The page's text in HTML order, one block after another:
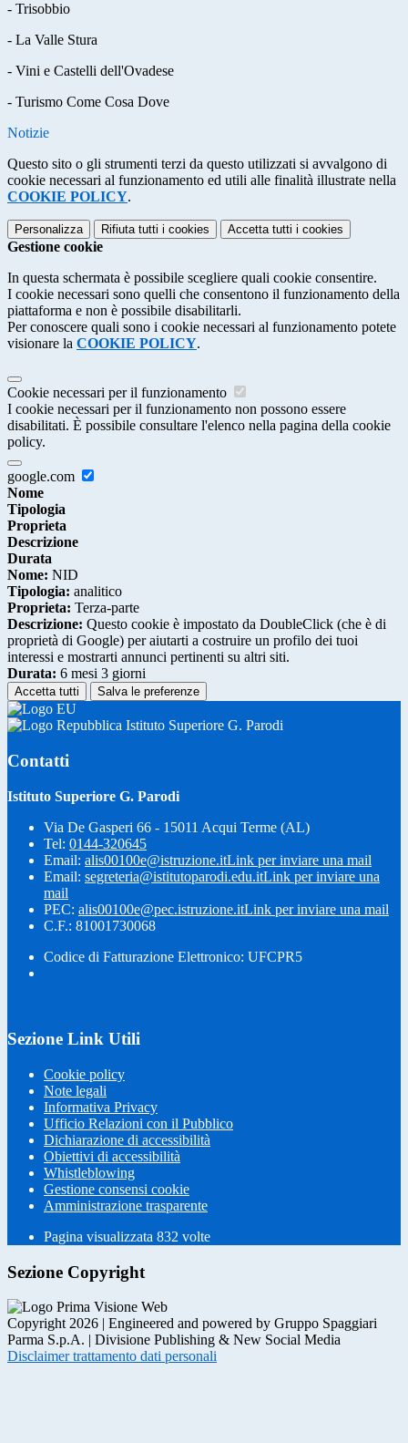
- Trisobbio
- La Valle Stura
- Vini e Castelli dell'Ovadese
- Turismo Come Cosa Dove
Notizie
Questo sito o gli strumenti terzi da questo utilizzati si avvalgono di
cookie necessari al funzionamento ed utili alle finalità illustrate nella
COOKIE POLICY.
Personalizza Rifiuta tutti i cookies Accetta tutti i cookies
Gestione cookie
In questa schermata è possibile scegliere quali cookie consentire.
I cookie necessari sono quelli che consentono il funzionamento della
piattaforma e non è possibile disabilitarli.
Per conoscere quali sono i cookie necessari al funzionamento potete
visionare la COOKIE POLICY.
Cookie necessari per il funzionamento
I cookie necessari per il funzionamento non possono essere
disabilitati. È possibile consultare l'elenco nella pagina della cookie
policy.
google.com
Nome
Tipologia
Proprieta
Descrizione
Durata
Nome: NID
Tipologia: analitico
Proprieta: Terza-parte
Descrizione: Questo cookie è impostato da DoubleClick (che è di
proprietà di Google) per aiutarti a costruire un profilo dei tuoi
interessi e mostrarti annunci pertinenti su altri siti.
Durata: 6 mesi 3 giorni
Accetta tutti Salva le preferenze
Istituto Superiore G. Parodi
Contatti
Istituto Superiore G. Parodi
Via De Gasperi 66 - 15011 Acqui Terme (AL)
Tel: 0144-320645
Email: alis00100e@istruzione.itLink per inviare una mail
Email: segreteria@istitutoparodi.edu.itLink per inviare una
mail
PEC: alis00100e@pec.istruzione.itLink per inviare una mail
C.F.: 81001730068
Codice di Fatturazione Elettronico: UFCPR5
Sezione Link Utili
Cookie policy
Note legali
Informativa Privacy
Ufficio Relazioni con il Pubblico
Dichiarazione di accessibilità
Obiettivi di accessibilità
Whistleblowing
Gestione consensi cookie
Amministrazione trasparente
Pagina visualizzata 832 volte
Sezione Copyright
Copyright 2026 | Engineered and powered by Gruppo Spaggiari
Parma S.p.A. | Divisione Publishing & New Social Media
Disclaimer trattamento dati personali